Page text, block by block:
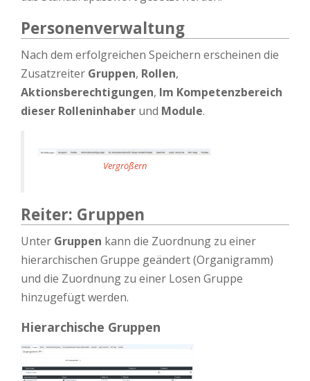
Personenverwaltung
Nach dem erfolgreichen Speichern erscheinen die
Zusatzreiter Gruppen, Rollen,
Aktionsberechtigungen, Im Kompetenzbereich
dieser Rolleninhaber und Module.
Vergrößern
Reiter: Gruppen
Unter Gruppen kann die Zuordnung zu einer
hierarchischen Gruppe geändert (Organigramm)
und die Zuordnung zu einer Losen Gruppe
hinzugefügt werden.
Hierarchische Gruppen